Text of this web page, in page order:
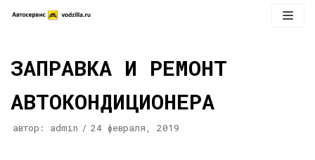
Перейти
ЗАПРАВКА И РЕМОНТ
АВТОКОНДИЦИОНЕРА
автор: admin 24 февраля, 2019